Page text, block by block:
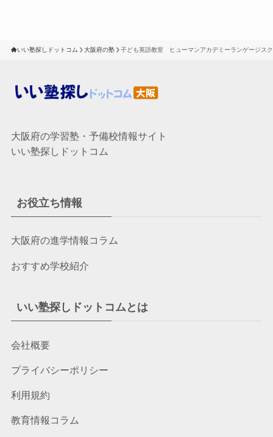
いい塾探しドットコム 大阪府の塾 子ども英語教室 ヒューマンアカデミーランゲージス
大阪府の学習塾・予備校情報サイト
いい塾探しドットコム
お役立ち情報
大阪府の進学情報コラム
おすすめ学校紹介
いい塾探しドットコムとは
会社概要
プライバシーポリシー
利用規約
教育情報コラム